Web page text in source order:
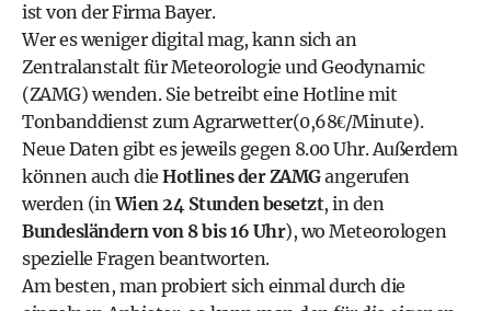
ist von derFirma Bayer.
Wer es weniger digital mag, kann sich an
Zentralanstalt für Meteorologie und Geodynamic
(ZAMG) wenden. Sie betreibt eine Hotline mit
Tonbanddienst zum Agrarwetter(0,68€/Minute).
Neue Daten gibt es jeweils gegen 8.00 Uhr. Außerdem
können auch die Hotlines der ZAMGangerufen
werden (inWien 24 Stunden besetzt, in den
Bundesländern von 8 bis 16 Uhr), wo Meteorologen
spezielle Fragen beantworten.
Am besten, man probiert sich einmal durch die